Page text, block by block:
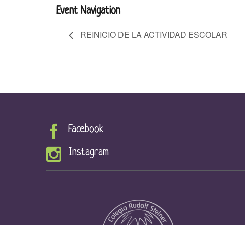
Event Navigation
REINICIO DE LA ACTIVIDAD ESCOLAR
Facebook
Instagram